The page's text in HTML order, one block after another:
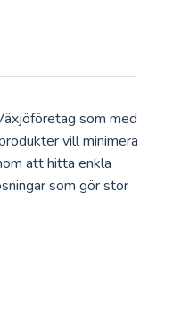
som med
vill minimera
att hitta enkla
som gör stor